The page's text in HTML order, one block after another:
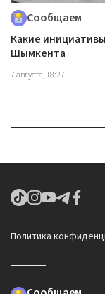
Сообщаем
Какие
Шымкента
7 августа, 18:27
Политика